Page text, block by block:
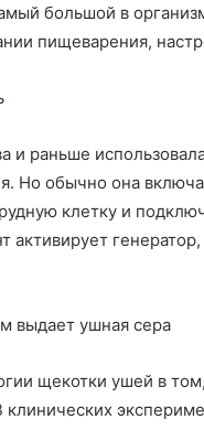
большой в
пищеварения,
и раньше
Но обычно она
клетку и
активирует
выдает ушная сера
щекотки ушей в